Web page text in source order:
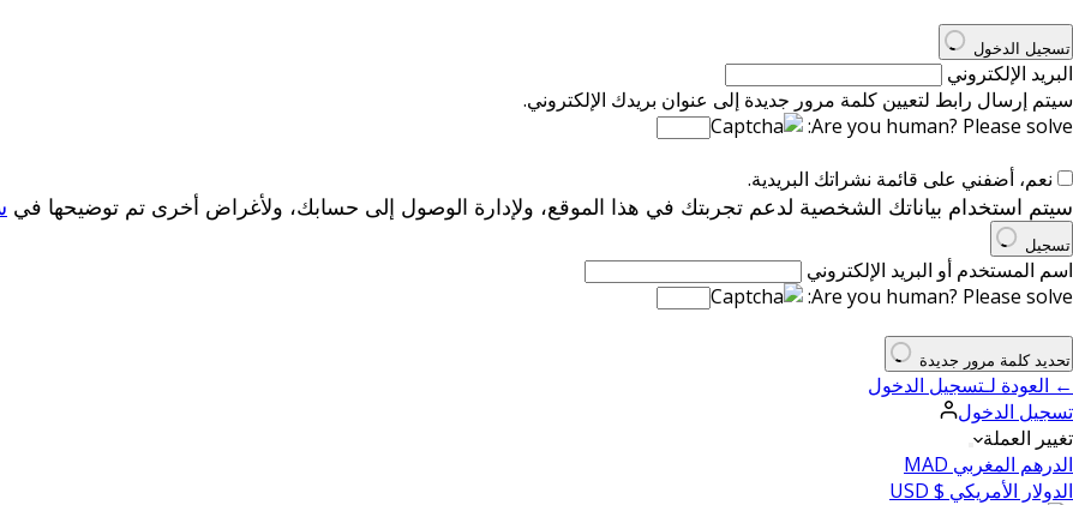
تسجيل الدخول
البريد الإلكتروني
سيتم إرسال رابط لتعيين كلمة مرور جديدة إلى عنوان بريدك الإلكتروني.
Are you human? Please solve:
نعم، أضفني على قائمة نشراتك البريدية.
سيتم استخدام بياناتك الشخصية لدعم تجربتك في هذا الموقع، ولإدارة الوصول إلى حسابك، ولأغراض أخرى تم توضيحها في
تسجيل
اسم المستخدم أو البريد الإلكتروني
Are you human? Please solve:
تحديد كلمة مرور جديدة
← العودة لـتسجيل الدخول
تسجيل الدخول
تغيير العملة
الدرهم المغربي MAD
الدولار الأمريكي $ USD